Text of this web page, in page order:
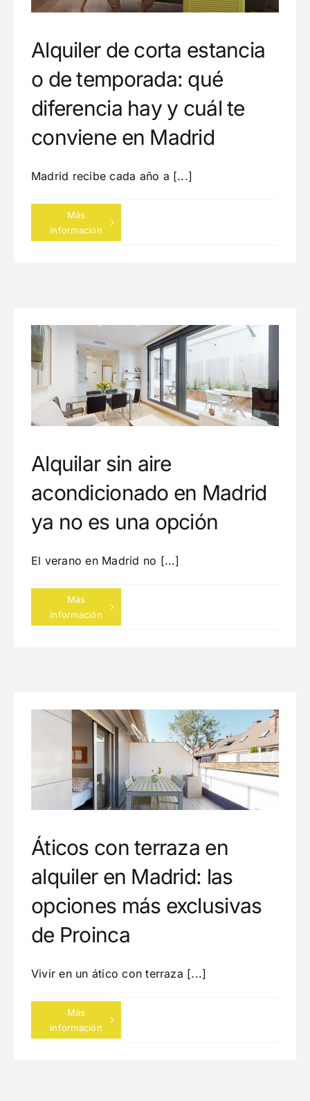
Vivir en Madrid
Alquiler de pisos en Madrid
Alquiler de corta estancia
o de temporada: qué
diferencia hay y cuál te
conviene en Madrid
Madrid recibe cada año a [...]
Más
información
Alquilar sin aire
acondicionado en Madrid
ya no es una opción
El verano en Madrid no [...]
Más
información
Áticos con terraza en
alquiler en Madrid: las
opciones más exclusivas
de Proinca
Vivir en un ático con terraza [...]
Más
información